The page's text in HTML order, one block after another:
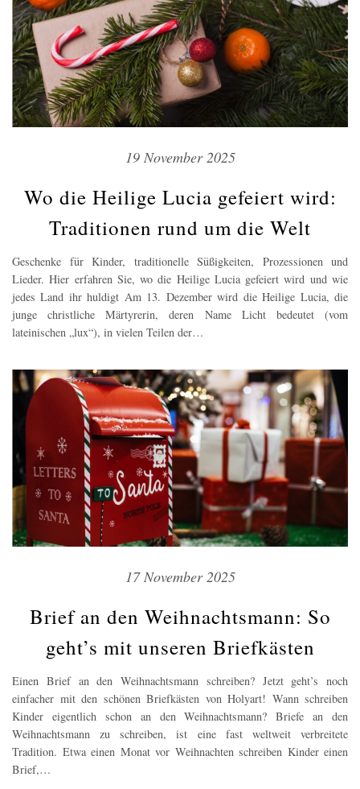
19 November 2025
Wo die Heilige Lucia gefeiert wird:
Traditionen rund um die Welt
Geschenke für Kinder, traditionelle Süßigkeiten, Prozessionen und
Lieder. Hier erfahren Sie, wo die Heilige Lucia gefeiert wird und wie
jedes Land ihr huldigt Am 13. Dezember wird die Heilige Lucia, die
junge christliche Märtyrerin, deren Name Licht bedeutet (vom
lateinischen „lux“), in vielen Teilen der…
17 November 2025
Brief an den Weihnachtsmann: So
geht’s mit unseren Briefkästen
Einen Brief an den Weihnachtsmann schreiben? Jetzt geht’s noch
einfacher mit den schönen Briefkästen von Holyart! Wann schreiben
Kinder eigentlich schon an den Weihnachtsmann? Briefe an den
Weihnachtsmann zu schreiben, ist eine fast weltweit verbreitete
Tradition. Etwa einen Monat vor Weihnachten schreiben Kinder einen
Brief,…